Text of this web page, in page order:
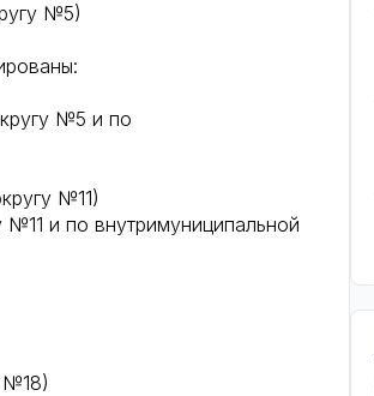
№5)
№5 и по
№11)
и по внутримуниципальной
№18)